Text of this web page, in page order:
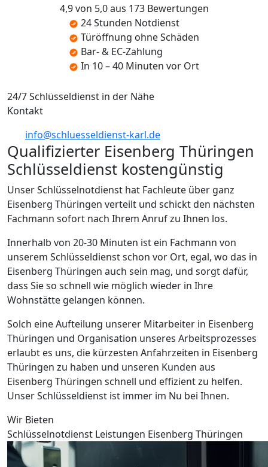
4,9 von 5,0 aus 173 Bewertungen
24 Stunden Notdienst
Türöffnung ohne Schäden
Bar- & EC-Zahlung
In 10 – 40 Minuten vor Ort
24/7 Schlüsseldienst in der Nähe
Kontakt
info@schluesseldienst-karl.de
Qualifizierter Eisenberg Thüringen
Schlüsseldienst kostengünstig
Unser Schlüsselnotdienst hat Fachleute über ganz
Eisenberg Thüringen verteilt und schickt den nächsten
Fachmann sofort nach Ihrem Anruf zu Ihnen los.
Innerhalb von 20-30 Minuten ist ein Fachmann von
unserem Schlüsseldienst schon vor Ort, egal, wo das in
Eisenberg Thüringen auch sein mag, und sorgt dafür,
dass Sie so schnell wie möglich wieder in Ihre
Wohnstätte gelangen können.
Solch eine Aufteilung unserer Mitarbeiter in Eisenberg
Thüringen und Organisation unseres Arbeitsprozesses
erlaubt es uns, die kürzesten Anfahrzeiten in Eisenberg
Thüringen zu haben und unseren Kunden aus
Eisenberg Thüringen schnell und effizient zu helfen.
Unser Schlüsseldienst ist immer im Nu bei Ihnen.
Wir Bieten
Schlüsselnotdienst Leistungen Eisenberg Thüringen